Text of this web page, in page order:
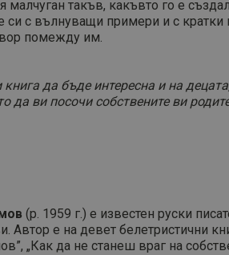
малчуган такъв, какъвто го е
си с вълнуващи примери и с
помежду им.
книга да бъде интересна и на
да ви посочи собствените ви
(р. 1959 г.) е известен руски
Автор е на девет белетристични
„Как да не станеш враг на